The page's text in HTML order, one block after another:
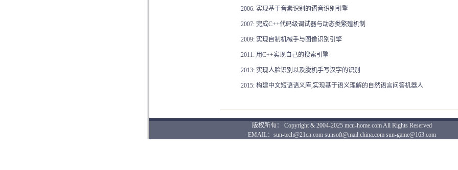
2006: 实现基于音素识别的语音识别引擎
2007: 完成C++代码级调试器与动态类繁殖机制
2009: 实现自制机械手与图像识别引擎
2011: 用C++实现自己的搜索引擎
2013: 实现人脸识别以及脱机手写汉字的识别
2015: 构建中文短语语义库,实现基于语义理解的自然语言问答机器人
版权所有： Copyright & 2004-2025 mcu-home.com All Rights Reserved
EMAIL：sun-tech@21cn.com sunsoft@mail.china.com sun-game@163.com